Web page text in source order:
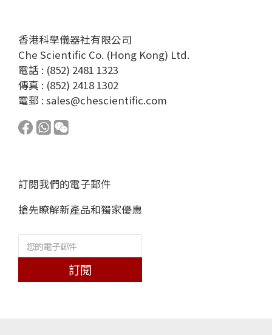
香港科學儀器社有限公司
Che Scientific Co. (Hong Kong) Ltd.
電話 : (852) 2481 1323
傳真 : (852) 2418 1302
電郵 : sales@chescientific.com
訂閱我們的電子郵件
搶先瞭解新產品和獨家優惠
訂閱